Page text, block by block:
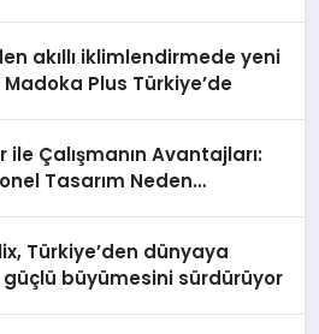
akıllı iklimlendirmede yeni
Plus Türkiye’de
ile Çalışmanın Avantajları:
Tasarım Neden
Türkiye’den dünyaya
büyümesini sürdürüyor